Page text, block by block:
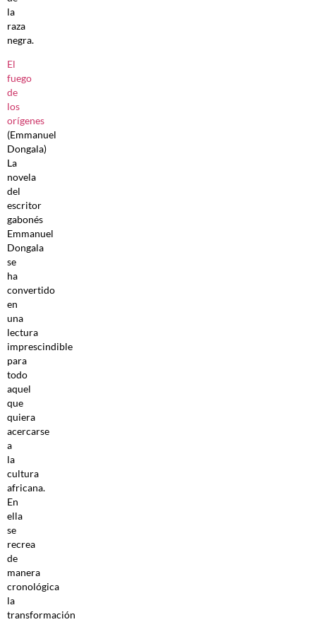
la
raza
negra.
El
fuego
de
los
orígenes
(Emmanuel
Dongala)
La
novela
del
escritor
gabonés
Emmanuel
Dongala
se
ha
convertido
en
una
lectura
imprescindible
para
todo
aquel
que
quiera
acercarse
a
la
cultura
africana.
En
ella
se
recrea
de
manera
cronológica
la
transformación